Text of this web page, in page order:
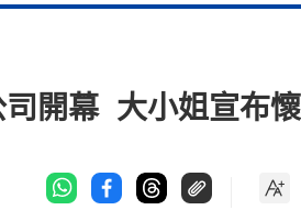
開幕 大小姐宣布